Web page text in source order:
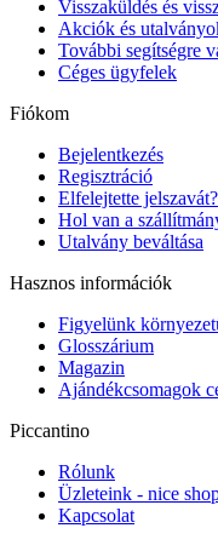
Visszaküldés és
Akciók és
További segítségre
Céges ügyfelek
Fiókom
Bejelentkezés
Regisztráció
Elfelejtette jelszavát?
Hol van a
Utalvány beváltása
Hasznos információk
Figyelünk
Glosszárium
Magazin
Ajándékcsomagok
Piccantino
Rólunk
Üzleteink - nice
Kapcsolat